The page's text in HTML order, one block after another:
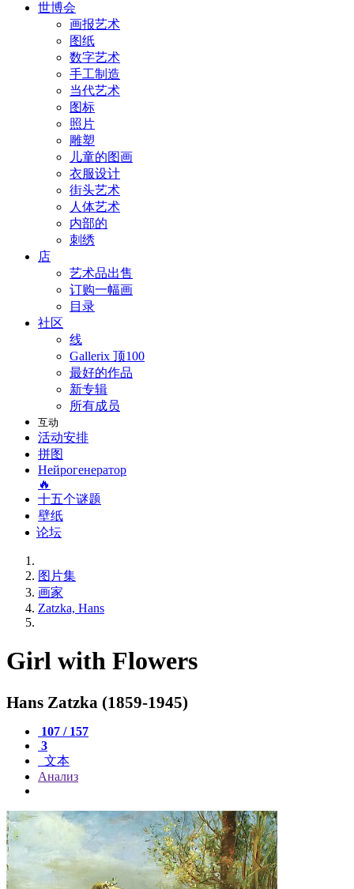
世博会
画报艺术
图纸
数字艺术
手工制造
当代艺术
图标
照片
雕塑
儿童的图画
衣服设计
街头艺术
人体艺术
内部的
刺绣
店
艺术品出售
订购一幅画
目录
社区
线
Gallerix 顶100
最好的作品
新专辑
所有成员
互动
活动安排
拼图
Нейрогенератор
🔥
十五个谜题
壁纸
论坛
图片集
画家
Zatzka, Hans
Girl with Flowers
Hans Zatzka (1859-1945)
107 / 157
3
文本
Анализ